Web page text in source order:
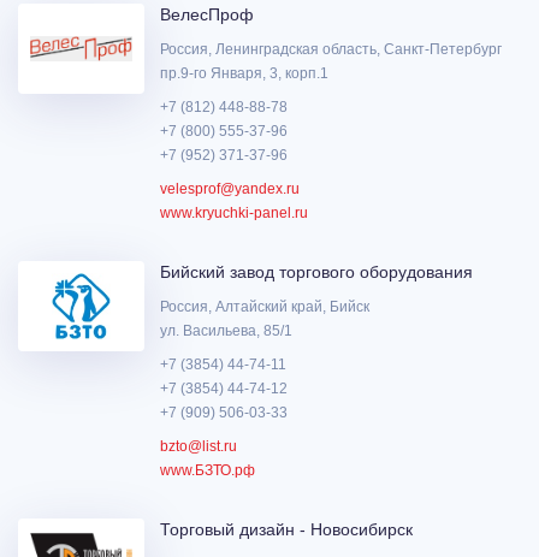
ВелесПроф
Россия, Ленинградская область, Санкт-Петербург
пр.9-го Января, 3, корп.1
+7 (812) 448-88-78
+7 (800) 555-37-96
+7 (952) 371-37-96
velesprof@yandex.ru
www.kryuchki-panel.ru
Бийский завод торгового оборудования
Россия, Алтайский край, Бийск
ул. Васильева, 85/1
+7 (3854) 44-74-11
+7 (3854) 44-74-12
+7 (909) 506-03-33
bzto@list.ru
www.БЗТО.рф
Торговый дизайн - Новосибирск